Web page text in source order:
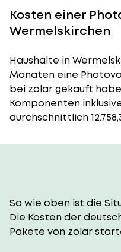
Kosten einer
Wermelskirchen
Haushalte in
Monaten eine
bei zolar gekauft
Komponenten
durchschnittlich
So wie oben ist die
Die Kosten der
Pakete von zolar